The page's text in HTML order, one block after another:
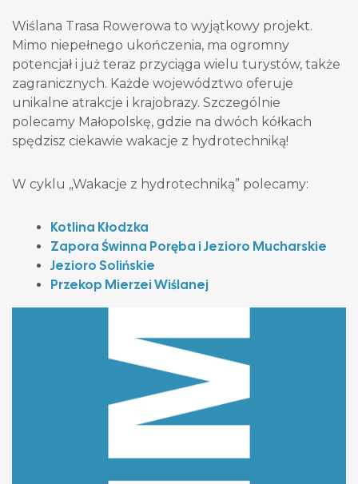
Wiślana Trasa Rowerowa to wyjątkowy projekt.
Mimo niepełnego ukończenia, ma ogromny
potencjał i już teraz przyciąga wielu turystów, także
zagranicznych. Każde województwo oferuje
unikalne atrakcje i krajobrazy. Szczególnie
polecamy Małopolskę, gdzie na dwóch kółkach
spędzisz ciekawie wakacje z hydrotechniką!
W cyklu „Wakacje z hydrotechniką” polecamy:
Kotlina Kłodzka
Zapora Świnna Poręba i Jezioro Mucharskie
Jezioro Solińskie
Przekop Mierzei Wiślanej